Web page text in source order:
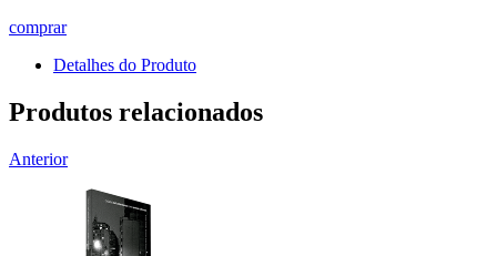
comprar
Detalhes do Produto
Produtos relacionados
Anterior